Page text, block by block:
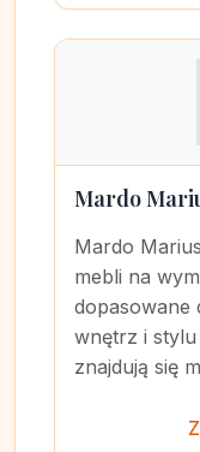
Mardo
Mardo
mebli na
dopasowane
wnętrz i
znajdują się